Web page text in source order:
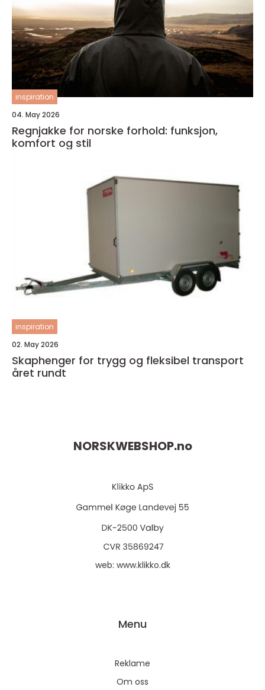
inspiration
04. May 2026
Regnjakke for norske forhold: funksjon,
komfort og stil
inspiration
02. May 2026
Skaphenger for trygg og fleksibel transport
året rundt
NORSKWEBSHOP.no
web: www.klikko.dk
Menu
Reklame
Om oss